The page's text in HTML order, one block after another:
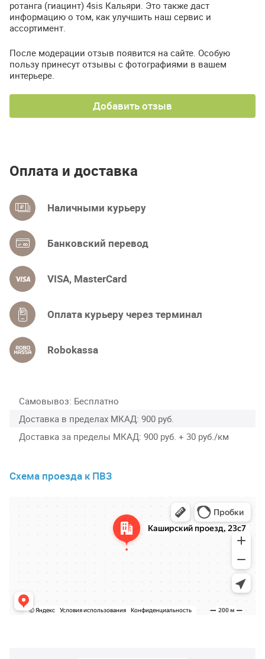
ротанга (гиацинт) 4sis Кальяри. Это также даст
информацию о том, как улучшить наш сервис и
ассортимент.
После модерации отзыв появится на сайте. Особую
пользу принесут отзывы с фотографиями в вашем
интерьере.
Добавить отзыв
Оплата и доставка
Наличными курьеру
Банковский перевод
VISA, MasterCard
Оплата курьеру через терминал
Robokassa
Самовывоз Бесплатно
Доставка в пределах МКАД 900 руб.
Доставка за пределы МКАД 900 руб. + 30 руб./км
Схема проезда к ПВЗ